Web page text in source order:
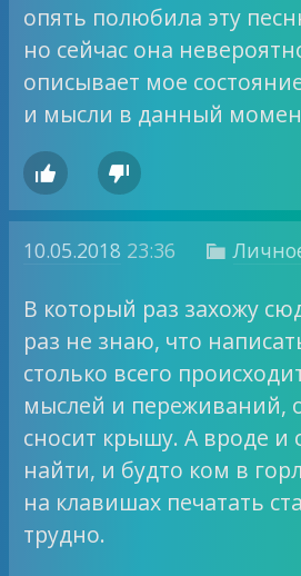
опять полюбила эту
но сейчас она
описывает мое
и мысли в данный
 
10.05.2018 23:36 
В который раз захожу
раз не знаю, что
столько всего
мыслей и переживаний,
сносит крышу. А вроде
найти, и будто ком в
на клавишах печатать
трудно.